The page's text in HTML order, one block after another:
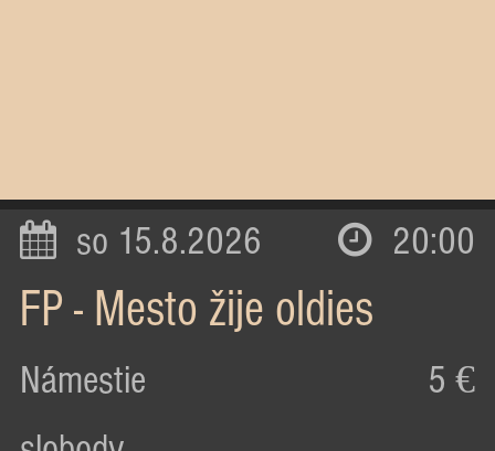
so 15.8.2026 20:00
FP - Mesto žije oldies
Námestie 5 €